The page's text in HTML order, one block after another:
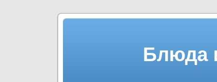
Блюда